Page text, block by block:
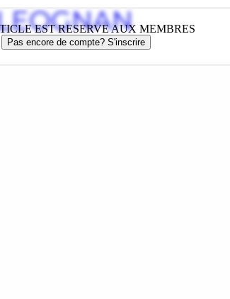
EST RESERVE AUX MEMBRES
Pas encore de compte? S'inscrire